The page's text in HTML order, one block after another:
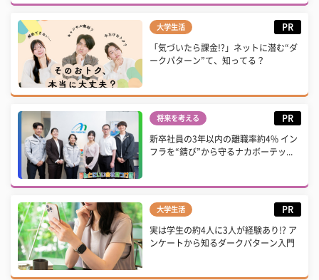
大学生活 PR
「気づいたら課金!?」ネットに潜む“ダ
ークパターン”て、知ってる？
将来を考える PR
新卒社員の3年以内の離職率約4% イン
フラを“錆び”から守るナカボーテッ...
大学生活 PR
実は学生の約4人に3人が経験あり!? ア
ンケートから知るダークパターン入門